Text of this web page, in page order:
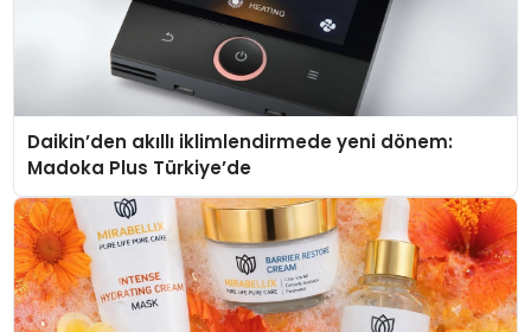
Daikin’den akıllı iklimlendirmede yeni dönem:
Madoka Plus Türkiye’de